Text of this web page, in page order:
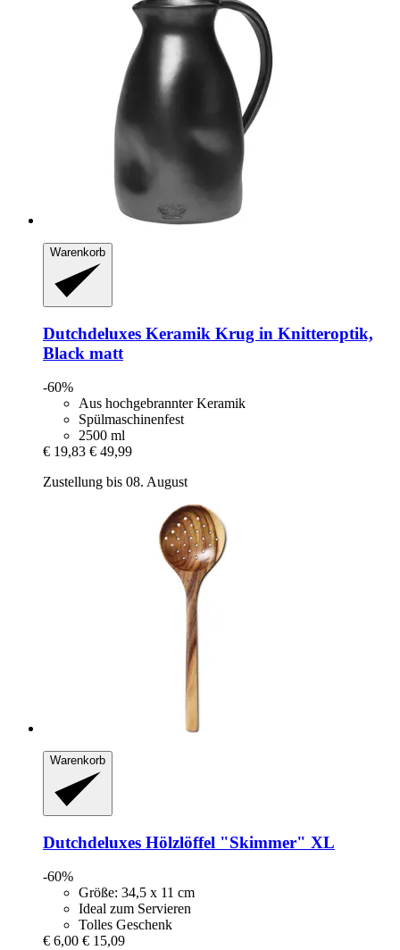
Warenkorb
Dutchdeluxes Keramik Krug in Knitteroptik,
Black matt
-60%
Aus hochgebrannter Keramik
Spülmaschinenfest
2500 ml
€ 19,83 € 49,99
Zustellung bis 08. August
Warenkorb
Dutchdeluxes Hölzlöffel "Skimmer" XL
-60%
Größe: 34,5 x 11 cm
Ideal zum Servieren
Tolles Geschenk
€ 6,00 € 15,09